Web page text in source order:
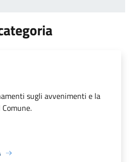
sugli avvenimenti e la